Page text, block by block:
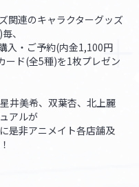
関連のキャラクターグッズ
、
入・ご予約(内金1,100円
ード(全5種)を1枚プレゼン
井美希、双葉杏、北上麗
アルが
是非アニメイト各店舗及